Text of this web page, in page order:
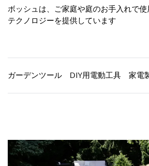
ボッシュは、ご家庭や庭のお手入れで
テクノロジーを提供しています
ガーデンツール DIY用電動工具 家電